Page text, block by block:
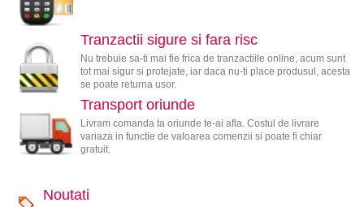
Tranzactii sigure si fara risc
Nu trebuie sa-ti mai fie frica de tranzactiile online, acum sunt
tot mai sigur si protejate, iar daca nu-ti place produsul, acesta
se poate returna usor.
Transport oriunde
Livram comanda ta oriunde te-ai afla. Costul de livrare
variaza in functie de valoarea comenzii si poate fi chiar
gratuit.
Noutati